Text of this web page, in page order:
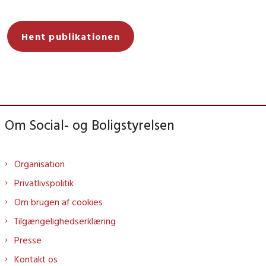
Hent publikationen
Om Social- og Boligstyrelsen
Organisation
Privatlivspolitik
Om brugen af cookies
Tilgængelighedserklæring
Presse
Kontakt os